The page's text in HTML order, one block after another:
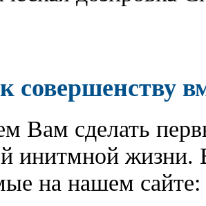
совершенству
Вам сделать
инитмной жизни.
на нашем сайте: